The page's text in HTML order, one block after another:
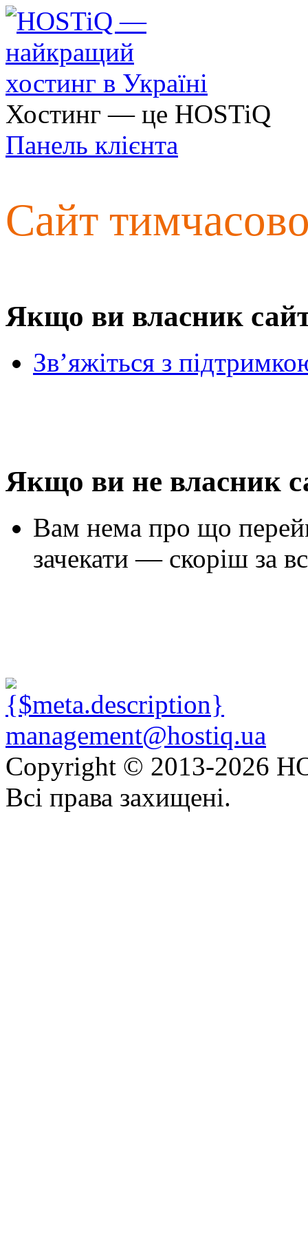
Хостинг — це HOSTiQ
Панель клієнта
Сайт
Якщо ви власник
Зв’яжіться з
Якщо ви не власник
Вам нема про що
зачекати — скоріш за
management@hostiq.ua
Copyright © 2013-2026
Всі права захищені.